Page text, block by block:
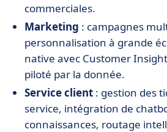
commerciales.
Marketing : campagnes
personnalisation à grande
native avec Customer
piloté par la donnée.
Service client : gestion des
service, intégration de
connaissances, routage